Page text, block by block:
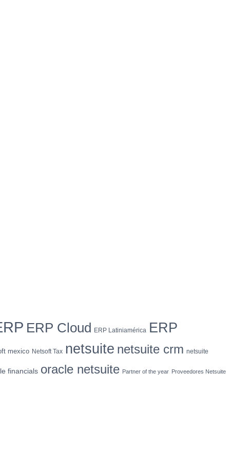
ERP Cloud ERP Latiniamérica ERP
mexico Netsoft Tax netsuite netsuite crm netsuite
financials oracle netsuite Partner of the year Proveedores Netsuite